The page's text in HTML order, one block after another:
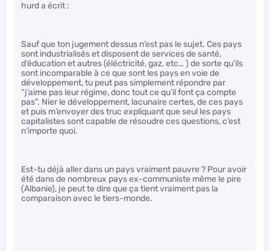
hurd a écrit :
Sauf que ton jugement dessus n’est pas le sujet. Ces pays
sont industrialisés et disposent de services de santé,
d’éducation et autres (éléctricité, gaz, etc… ) de sorte qu’ils
sont incomparable à ce que sont les pays en voie de
développement, tu peut pas simplement répondre par
“j’aime pas leur régime, donc tout ce qu’il font ça compte
pas”. Nier le développement, lacunaire certes, de ces pays
et puis m’envoyer des truc expliquant que seul les pays
capitalistes sont capable de résoudre ces questions, c’est
n’importe quoi.
Est-tu déjà aller dans un pays vraiment pauvre ? Pour avoir
été dans de nombreux pays ex-communiste même le pire
(Albanie), je peut te dire que ça tient vraiment pas la
comparaison avec le tiers-monde.